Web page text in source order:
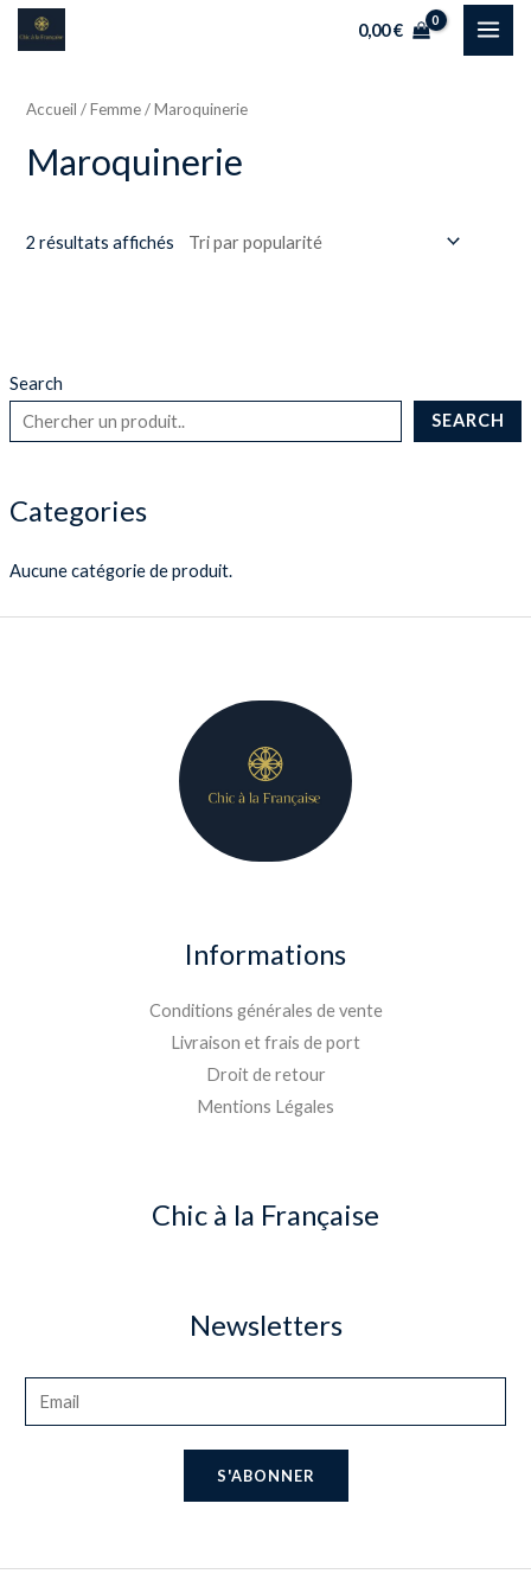
Aller
0,00€
Search
SEARCH
Categories
Aucune catégorie de produit.
Accueil /Femme/ Maroquinerie
Maroquinerie
2 résultats affichés
Informations
Conditions générales de vente
Livraison et frais de port
Droit de retour
Mentions Légales
Chic à la Française
Newsletters
S'ABONNER